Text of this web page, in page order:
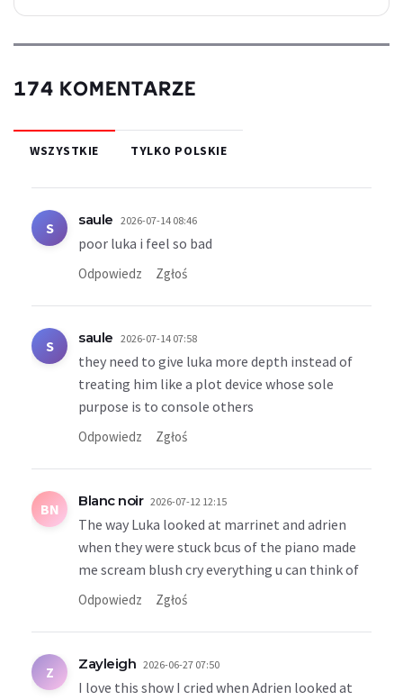
174 KOMENTARZE
WSZYSTKIE TYLKO POLSKIE
S saule 2026-07-14 08:46
poor luka i feel so bad
Odpowiedz Zgłoś
S saule 2026-07-14 07:58
they need to give luka more depth instead of
treating him like a plot device whose sole
purpose is to console others
Odpowiedz Zgłoś
BN Blanc noir 2026-07-12 12:15
The way Luka looked at marrinet and adrien
when they were stuck bcus of the piano made
me scream blush cry everything u can think of
Odpowiedz Zgłoś
Z Zayleigh 2026-06-27 07:50
I love this show I cried when Adrien looked at